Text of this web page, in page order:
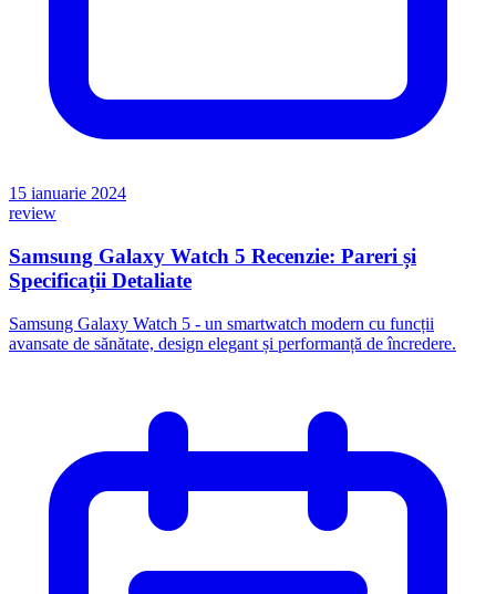
15 ianuarie 2024
review
Samsung Galaxy Watch 5 Recenzie: Pareri și
Specificații Detaliate
Samsung Galaxy Watch 5 - un smartwatch modern cu funcții
avansate de sănătate, design elegant și performanță de încredere.